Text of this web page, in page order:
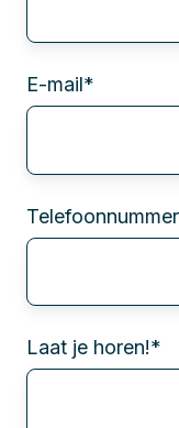
E-mail*
Telefoonnummer
Laat je horen!*